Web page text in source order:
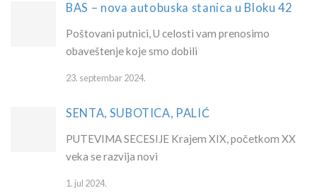
BAS – nova autobuska stanica u Bloku 42
Poštovani putnici, U celosti vam prenosimo
obaveštenje koje smo dobili
23. septembar 2024.
SENTA, SUBOTICA, PALIĆ
PUTEVIMA SECESIJE Krajem XIX, početkom XX
veka se razvija novi
1. jul 2024.